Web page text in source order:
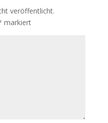
veröffentlicht.
markiert